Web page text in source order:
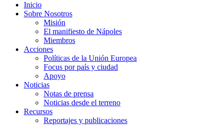
Inicio
Sobre Nosotros
Misión
El manifiesto de Nápoles
Miembros
Acciones
Políticas de la Unión Europea
Focus por país y ciudad
Apoyo
Noticias
Notas de prensa
Noticias desde el terreno
Recursos
Reportajes y publicaciones